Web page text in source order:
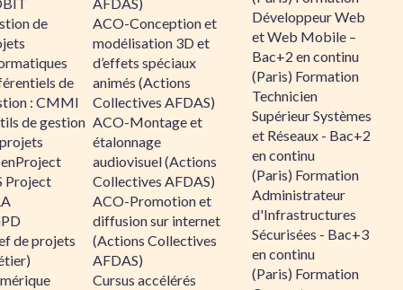
de
de
: CMMI
de gestion
Project
de projets
ACO-Conception et
modélisation 3D et
d’effets spéciaux
animés (Actions
Collectives AFDAS)
ACO-Montage et
étalonnage
audiovisuel (Actions
Collectives AFDAS)
ACO-Promotion et
diffusion sur internet
(Actions Collectives
AFDAS)
Cursus accélérés
Développeur Web
et Web Mobile –
Bac+2 en continu
(Paris) Formation
Technicien
Supérieur Systèmes
et Réseaux - Bac+2
en continu
(Paris) Formation
Administrateur
d'Infrastructures
Sécurisées - Bac+3
en continu
(Paris) Formation